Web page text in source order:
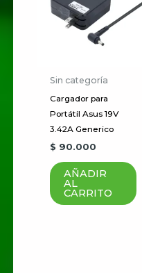
Guardar mi
electrónico y
que haga un
Sin categoría
Cargador para
Portátil Asus 19V
3.42A Generico
$ 90.000
AÑADIR
AL
CARRITO